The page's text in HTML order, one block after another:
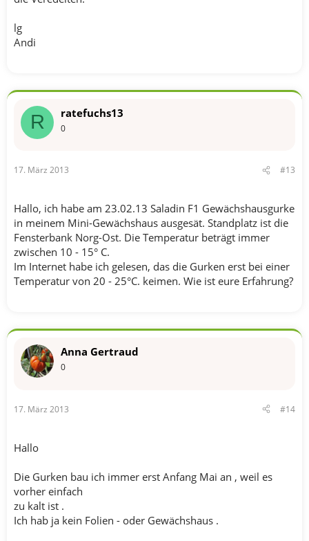
lg
Andi
R ratefuchs13
0
17. März 2013 #13
Hallo, ich habe am 23.02.13 Saladin F1 Gewächshausgurke
in meinem Mini-Gewächshaus ausgesät. Standplatz ist die
Fensterbank Norg-Ost. Die Temperatur beträgt immer
zwischen 10 - 15° C.
Im Internet habe ich gelesen, das die Gurken erst bei einer
Temperatur von 20 - 25°C. keimen. Wie ist eure Erfahrung?
Anna Gertraud
0
17. März 2013 #14
Hallo
Die Gurken bau ich immer erst Anfang Mai an , weil es
vorher einfach
zu kalt ist .
Ich hab ja kein Folien - oder Gewächshaus .